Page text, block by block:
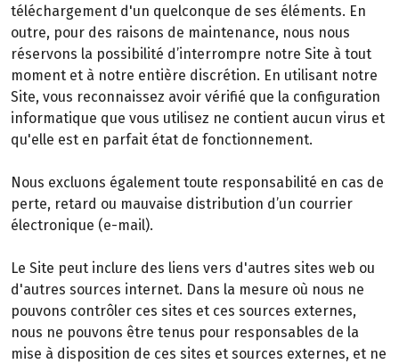
téléchargement d'un quelconque de ses éléments. En
outre, pour des raisons de maintenance, nous nous
réservons la possibilité d’interrompre notre Site à tout
moment et à notre entière discrétion. En utilisant notre
Site, vous reconnaissez avoir vérifié que la configuration
informatique que vous utilisez ne contient aucun virus et
qu'elle est en parfait état de fonctionnement.
Nous excluons également toute responsabilité en cas de
perte, retard ou mauvaise distribution d’un courrier
électronique (e-mail).
Le Site peut inclure des liens vers d'autres sites web ou
d'autres sources internet. Dans la mesure où nous ne
pouvons contrôler ces sites et ces sources externes,
nous ne pouvons être tenus pour responsables de la
mise à disposition de ces sites et sources externes, et ne